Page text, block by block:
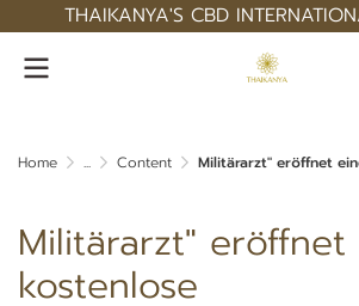
THAIKANYA'S CBD
Home ... Content Militärarzt" eröffnet eine kostenlose
Militärarzt" eröffnet
kostenlose